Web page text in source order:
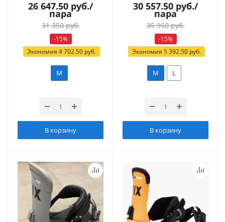
26 647.50 руб./
пара
31 350руб.
-15%
Экономия 4 702.50руб.
M
В корзину
30 557.50 руб./
пара
35 950руб.
-15%
Экономия 5 392.50руб.
M L
В корзину